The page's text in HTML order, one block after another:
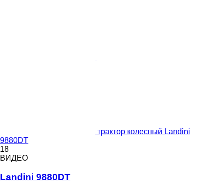
трактор колесный Landini
9880DT
18
ВИДЕО
Landini 9880DT